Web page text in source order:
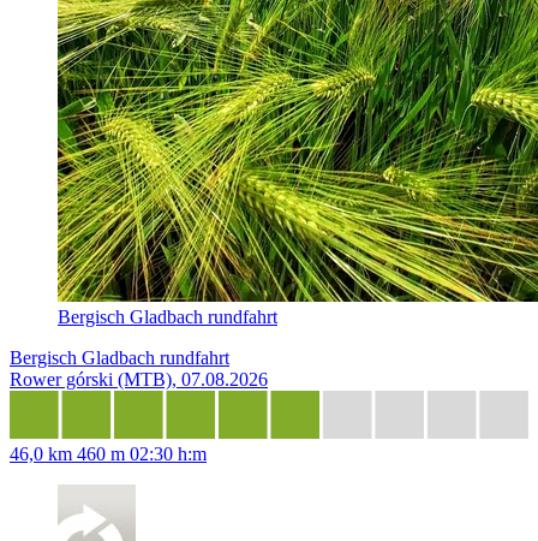
Bergisch Gladbach rundfahrt
Bergisch Gladbach rundfahrt
Rower górski (MTB), 07.08.2026
46,0 km 460 m 02:30 h:m